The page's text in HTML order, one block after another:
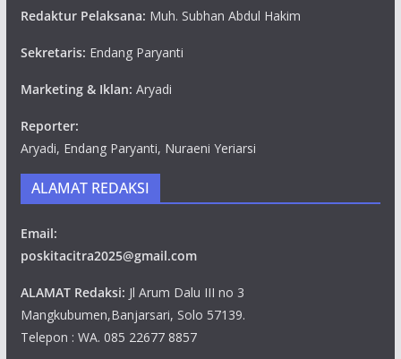
Redaktur Pelaksana: Muh. Subhan Abdul Hakim
Sekretaris: Endang Paryanti
Marketing & Iklan: Aryadi
Reporter:
Aryadi, Endang Paryanti, Nuraeni Yeriarsi
ALAMAT REDAKSI
Email:
poskitacitra2025@gmail.com
ALAMAT Redaksi: Jl Arum Dalu III no 3
Mangkubumen,Banjarsari, Solo 57139.
Telepon : WA. 085 22677 8857